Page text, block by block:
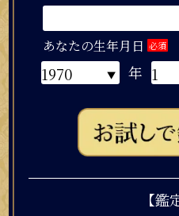
あなたの生年月日 必須
年
必須
【鑑